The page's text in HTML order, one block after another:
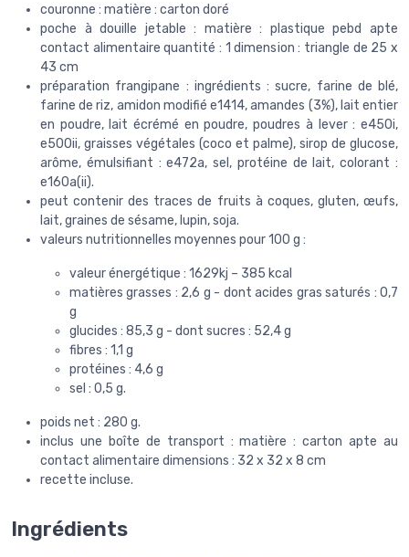
couronne : matière : carton doré
poche à douille jetable : matière : plastique pebd apte
contact alimentaire quantité : 1 dimension : triangle de 25 x
43 cm
préparation frangipane : ingrédients : sucre, farine de blé,
farine de riz, amidon modifié e1414, amandes (3%), lait entier
en poudre, lait écrémé en poudre, poudres à lever : e450i,
e500ii, graisses végétales (coco et palme), sirop de glucose,
arôme, émulsifiant : e472a, sel, protéine de lait, colorant :
e160a(ii).
peut contenir des traces de fruits à coques, gluten, œufs,
lait, graines de sésame, lupin, soja.
valeurs nutritionnelles moyennes pour 100 g :
valeur énergétique : 1629kj – 385 kcal
matières grasses : 2,6 g - dont acides gras saturés : 0,7
g
glucides : 85,3 g - dont sucres : 52,4 g
fibres : 1,1 g
protéines : 4,6 g
sel : 0,5 g.
poids net : 280 g.
inclus une boîte de transport : matière : carton apte au
contact alimentaire dimensions : 32 x 32 x 8 cm
recette incluse.
Ingrédients